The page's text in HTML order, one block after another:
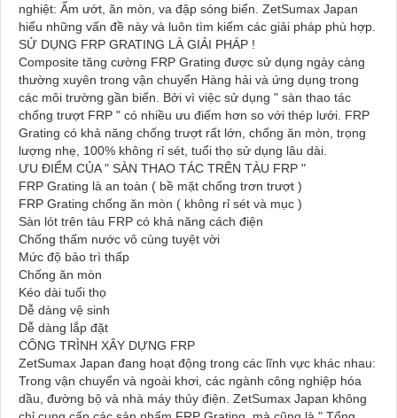
nghiệt: Ẩm ướt, ăn mòn, va đập sóng biển. ZetSumax Japan
hiểu những vấn đề này và luôn tìm kiếm các giải pháp phù hợp.
SỬ DỤNG FRP GRATING LÀ GIẢI PHÁP !
Composite tăng cường FRP Grating được sử dụng ngày càng
thường xuyên trong vận chuyển Hàng hải và ứng dụng trong
các môi trường gần biển. Bởi vì việc sử dụng " sàn thao tác
chống trượt FRP " có nhiều ưu điếm hơn so với thép lưới. FRP
Grating có khả năng chống trượt rất lớn, chống ăn mòn, trọng
lượng nhẹ, 100% không rỉ sét, tuổi thọ sử dụng lâu dài.
ƯU ĐIỂM CỦA " SÀN THAO TÁC TRÊN TÀU FRP "
FRP Grating là an toàn ( bề mặt chống trơn trượt )
FRP Grating chống ăn mòn ( không rỉ sét và mục )
Sàn lót trên tàu FRP có khả năng cách điện
Chống thấm nước vô cùng tuyệt vời
Mức độ bảo trì thấp
Chống ăn mòn
Kéo dài tuổi thọ
Dễ dàng vệ sinh
Dễ dàng lắp đặt
CÔNG TRÌNH XÂY DỰNG FRP
ZetSumax Japan đang hoạt động trong các lĩnh vực khác nhau:
Trong vận chuyển và ngoài khơi, các ngành công nghiệp hóa
dầu, đường bộ và nhà máy thủy điện. ZetSumax Japan không